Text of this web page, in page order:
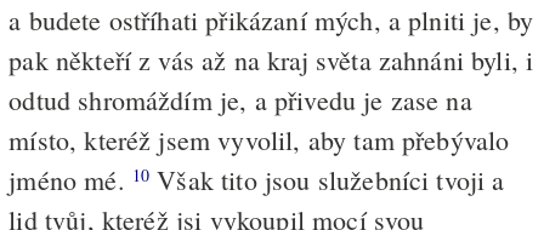
a budete ostříhati přikázaní mých, a plniti je, by
pak někteří z vás až na kraj světa zahnáni byli, i
odtud shromáždím je, a přivedu je zase na
místo, kteréž jsem vyvolil, aby tam přebývalo
jméno mé. 10 Však tito jsou služebníci tvoji a
lid tvůj, kteréž jsi vykoupil mocí svou